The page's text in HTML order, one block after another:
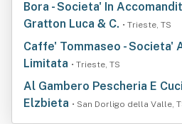
Bora - Societa' In
Gratton Luca & C. • Trieste, TS
Caffe' Tommaseo - Societa'
Limitata • Trieste, TS
Al Gambero Pescheria E
Elzbieta • San Dorligo della Valle,